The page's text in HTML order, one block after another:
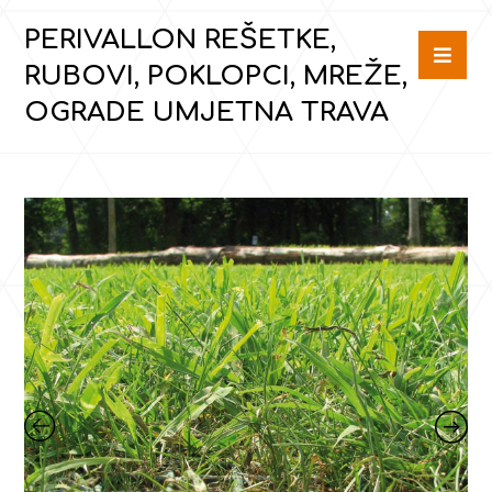
PERIVALLON REŠETKE,
RUBOVI, POKLOPCI, MREŽE,
OGRADE UMJETNA TRAVA